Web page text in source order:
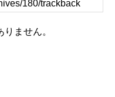
ません。